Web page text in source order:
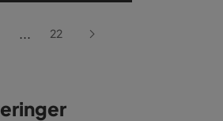
... 22